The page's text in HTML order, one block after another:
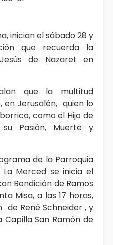
inician el sábado 28 y
que recuerda la
de Nazaret en
que la multitud
en Jerusalén, quien lo
como el Hijo de
Pasión, Muerte y
de la Parroquia
Merced se inicia el
Bendición de Ramos
Misa, a las 17 horas,
de René Schneider , y
Capilla San Ramón de